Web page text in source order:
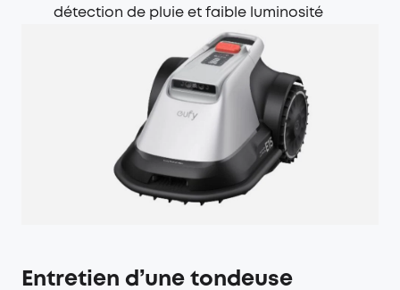
détection de pluie et faible luminosité
Entretien d’une tondeuse